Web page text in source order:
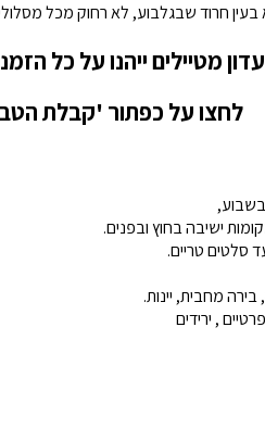
בעין חרוד שבגלבוע, לא רחוק מכל
מטיילים ייהנו על כל
לחצו על כפתור 'קבלת
ישיבה בחוץ ובפנים.
סלטים טריים.
מחבית, יינות.
, ירידים